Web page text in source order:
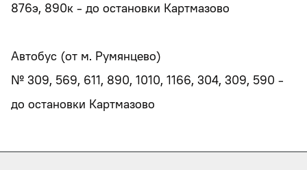
876э, 890к - до остановки Картмазово
Автобус (от м. Румянцево)
№ 309, 569, 611, 890, 1010, 1166, 304, 309, 590 -